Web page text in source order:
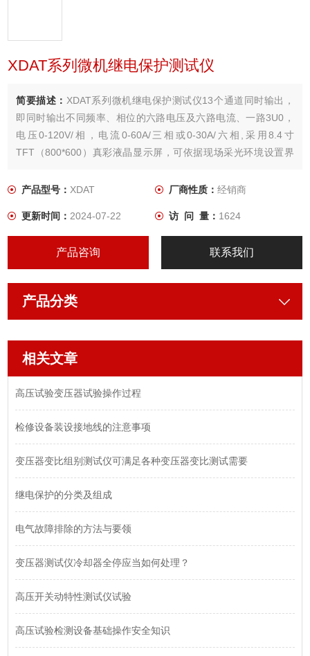
XDAT系列微机继电保护测试仪
简要描述： XDAT系列微机继电保护测试仪13个通道同时输出，
即同时输出不同频率、相位的六路电压及六路电流、一路3U0，
电压0-120V/相，电流0-60A/三相或0-30A/六相,采用8.4寸
TFT（800*600）真彩液晶显示屏，可依据现场采光环境设置界
产品型号：XDAT 厂商性质： 经销商
更新时间：2024-07-22 访 问 量： 1624
产品咨询 联系我们
产品分类
相关文章
高压试验变压器试验操作过程
检修设备装设接地线的注意事项
变压器变比组别测试仪可满足各种变压器变比测试需要
继电保护的分类及组成
电气故障排除的方法与要领
变压器测试仪冷却器全停应当如何处理？
高压开关动特性测试仪试验
高压试验检测设备基础操作安全知识